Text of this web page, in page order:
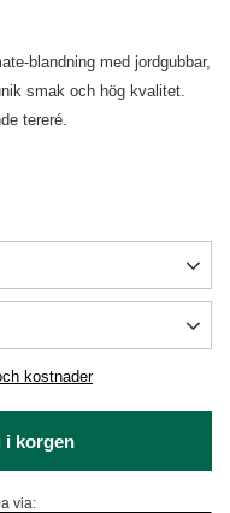
blandning med jordgubbar,
smak och hög kvalitet.
tereré.
kostnader
i korgen
via: